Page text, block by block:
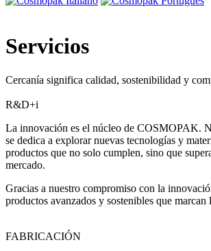
Servicios
Cercanía significa calidad, sostenibilidad y
R&D+i
La innovación es el núcleo de COSMOPAK.
se dedica a explorar nuevas tecnologías y
productos que no solo cumplen, sino que
mercado.
Gracias a nuestro compromiso con la
productos avanzados y sostenibles que marcan
FABRICACIÓN